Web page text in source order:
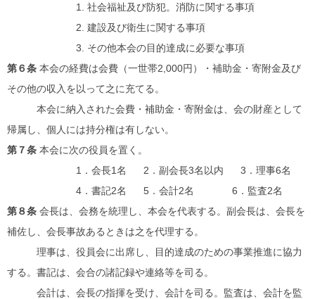
1. 社会福祉及び防犯。消防に関する事項
2. 建設及び衛生に関する事項
3. その他本会の目的達成に必要な事項
第６条 本会の経費は会費（一世帯2,000円）・補助金・寄附金及び
その他の収入を以って之に充てる。
本会に納入された会費・補助金・寄附金は、会の財産として
帰属し、個人には持分権は有しない。
第７条 本会に次の役員を置く。
1．会長1名 2．副会長3名以内 3．理事6名
4．書記2名 5．会計2名 6．監査2名
第８条 会長は、会務を統理し、本会を代表する。副会長は、会長を
補佐し、会長事故あるときは之を代理する。
理事は、役員会に出席し、目的達成のための事業推進に協力
する。書記は、会合の諸記録や連絡等を司る。
会計は、会長の指揮を受け、会計を司る。監査は、会計を監